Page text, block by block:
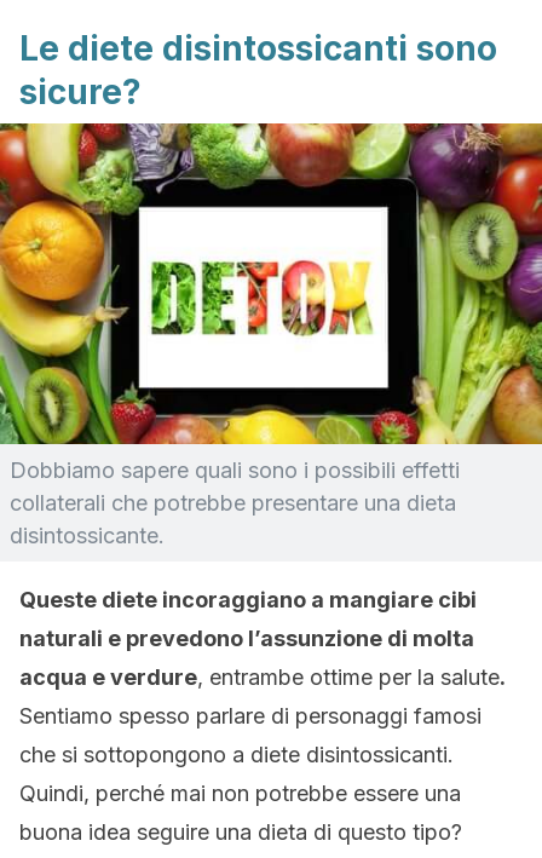
Le diete disintossicanti sono
sicure?
Dobbiamo sapere quali sono i possibili effetti
collaterali che potrebbe presentare una dieta
disintossicante.
Queste diete incoraggiano a mangiare cibi
naturali e prevedono l’assunzione di molta
acqua e verdure, entrambe ottime per la salute.
Sentiamo spesso parlare di personaggi famosi
che si sottopongono a diete disintossicanti.
Quindi, perché mai non potrebbe essere una
buona idea seguire una dieta di questo tipo?